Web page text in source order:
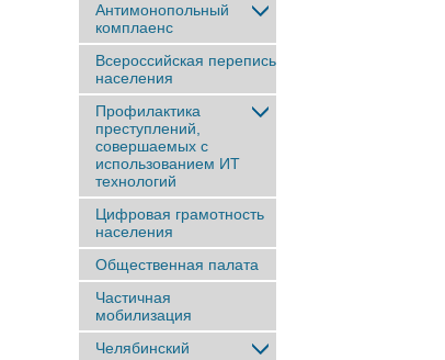
Антимонопольный
комплаенс
Всероссийская перепись
населения
Профилактика
преступлений,
совершаемых с
использованием ИТ
технологий
Цифровая грамотность
населения
Общественная палата
Частичная
мобилизация
Челябинский